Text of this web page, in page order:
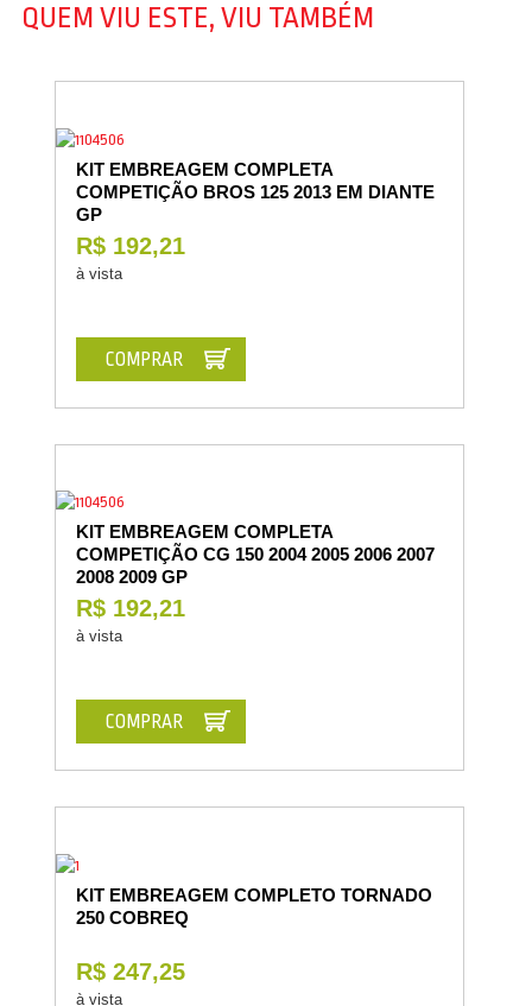
QUEM VIU ESTE, VIU TAMBÉM
KIT EMBREAGEM COMPLETA
COMPETIÇÃO BROS 125 2013 EM DIANTE
GP
R$ 192,21
à vista
COMPRAR
KIT EMBREAGEM COMPLETA
COMPETIÇÃO CG 150 2004 2005 2006 2007
2008 2009 GP
R$ 192,21
à vista
COMPRAR
KIT EMBREAGEM COMPLETO TORNADO
250 COBREQ
R$ 247,25
à vista